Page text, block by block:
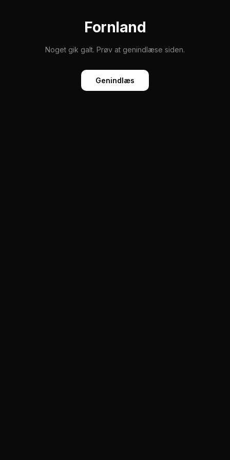
Fornland
Noget gik galt. Prøv at genindlæse siden.
Genindlæs